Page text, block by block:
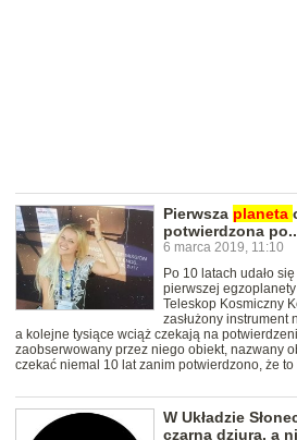
Pierwsza planeta
potwierdzona
6 marca 2019, 11:10
Po 10 latach udało
pierwszej
Teleskop Kosmiczny
zasłużony instrument
a kolejne tysiące wciąż czekają na
zaobserwowany przez niego obiekt, nazwany
czekać niemal 10 lat zanim potwierdzono, że
W Układzie
czarna dziura, a